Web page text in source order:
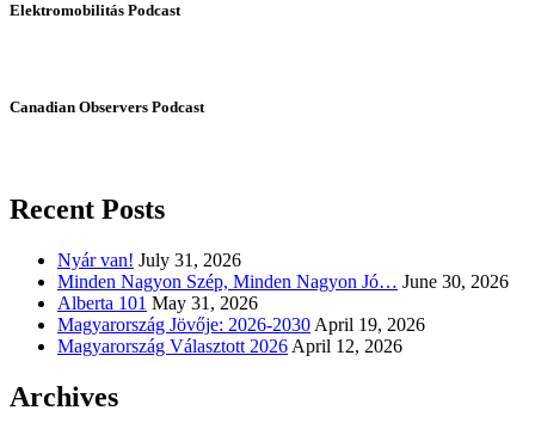
Elektromobilitás Podcast
Canadian Observers Podcast
Recent Posts
Nyár van! July 31, 2026
Minden Nagyon Szép, Minden Nagyon Jó… June 30, 2026
Alberta 101 May 31, 2026
Magyarország Jövője: 2026-2030 April 19, 2026
Magyarország Választott 2026 April 12, 2026
Archives